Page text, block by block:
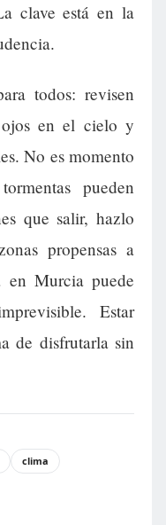
clave está en la
todos: revisen
ojos en el cielo y
No es momento
pueden
que salir, hazlo
propensas a
en Murcia puede
Estar
de disfrutarla sin
clima